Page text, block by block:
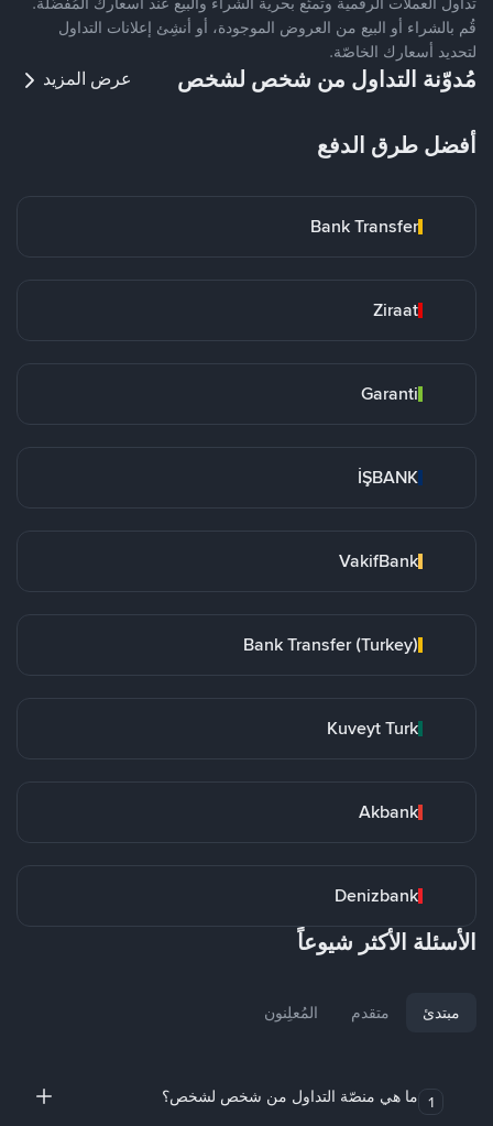
قُم بالشراء أو البيع من العروض الموجودة، أو أنشِئ إعلانات التداول
لتحديد أسعارك الخاصّة.
مُدوّنة التداول من شخص لشخص عرض المزيد
أفضل طرق الدفع
Bank Transfer
Ziraat
Garanti
İŞBANK
VakifBank
Bank Transfer (Turkey)
Kuveyt Turk
Akbank
Denizbank
الأسئلة الأكثر شيوعاً
مبتدئ متقدم المُعلِنون
1 ما هي منصّة التداول من شخص لشخص؟